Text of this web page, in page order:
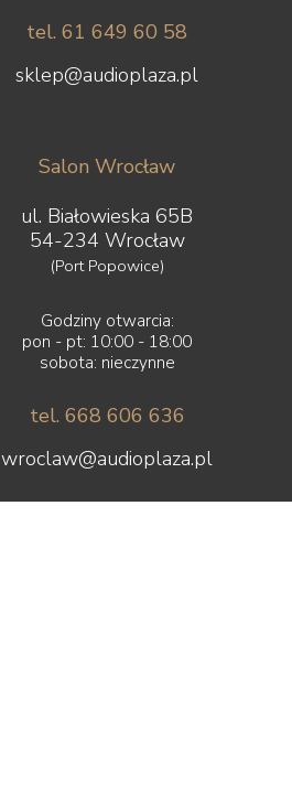
tel. 61 649 60 58
sklep@audioplaza.pl
Salon Wrocław
ul. Białowieska 65B
54-234 Wrocław
(Port Popowice)
Godziny otwarcia:
pon - pt: 10:00 - 18:00
sobota: nieczynne
tel. 668 606 636
wroclaw@audioplaza.pl